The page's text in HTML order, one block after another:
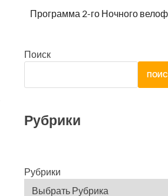
Программа 2-го Ночного
Поиск
Рубрики
Рубрики